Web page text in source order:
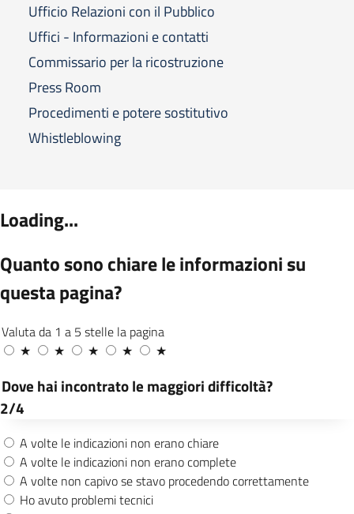
Ufficio Relazioni con il Pubblico
Uffici - Informazioni e contatti
Commissario per la ricostruzione
Press Room
Procedimenti e potere sostitutivo
Whistleblowing